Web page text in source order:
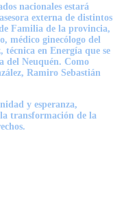
nacionales estará
externa de distintos
Familia de la provincia,
médico ginecólogo del
en Energía que se
del Neuquén. Como
Ramiro Sebastián
y esperanza,
transformación de la